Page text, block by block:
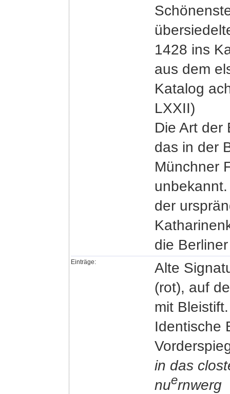
1428 ins
aus dem
Katalog
LXXII)
Die Art der
das in der
Münchner
der
die
Einträge:
Alte
(rot), auf
mit Bleistift.
Identische
in das
nuernwerg